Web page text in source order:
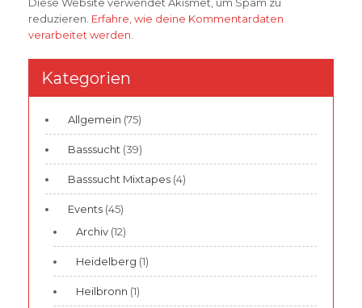
reduzieren. Erfahre, wie deine Kommentardaten
verarbeitet werden.
Kategorien
Allgemein (75)
Basssucht (39)
Basssucht Mixtapes (4)
Events (45)
Archiv (12)
Heidelberg (1)
Heilbronn (1)